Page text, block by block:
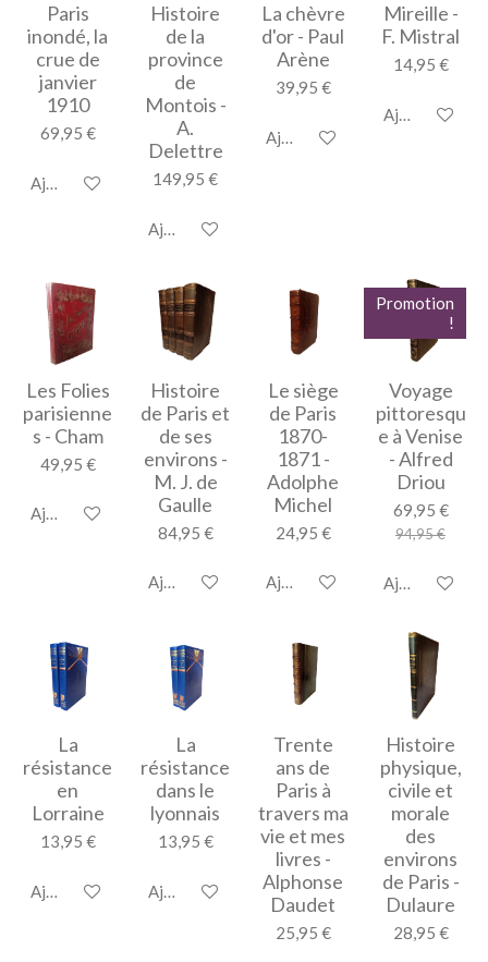
Paris
inondé, la
crue de
janvier
1910
69,95 €
Ajouter au panier
Histoire
de la
province
de
Montois -
A.
Delettre
149,95 €
Ajouter au panier
La chèvre
d'or - Paul
Arène
39,95 €
Ajouter au panier
Mireille -
F. Mistral
14,95 €
Ajouter au
Les Folies
parisienne
s - Cham
49,95 €
Ajouter au panier
Histoire
de Paris et
de ses
environs -
M. J. de
Gaulle
84,95 €
Ajouter au panier
Le siège
de Paris
1870-
1871 -
Adolphe
Michel
24,95 €
Ajouter au panier
Promotion
!
Voyage
pittoresqu
e à Venise
- Alfred
Driou
69,95 €
94,95 €
Ajouter au
La
résistance
en
Lorraine
13,95 €
Ajouter au panier
La
résistance
dans le
lyonnais
13,95 €
Ajouter au panier
Trente
ans de
Paris à
travers ma
vie et mes
livres -
Alphonse
Daudet
25,95 €
Histoire
physique,
civile et
morale
des
environs
de Paris -
Dulaure
28,95 €